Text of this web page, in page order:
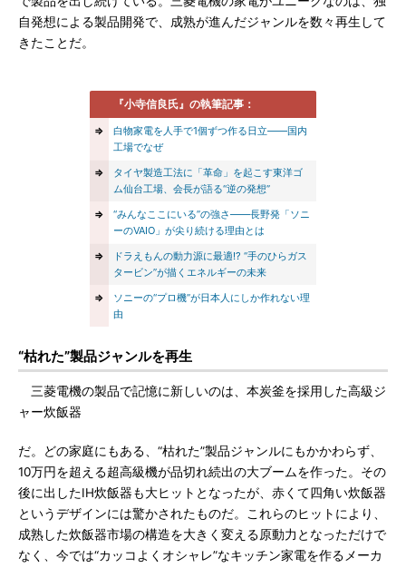
自発想による製品開発で、成熟が進んだジャンルを数々再生して
きたことだ。
『小寺信良氏』の執筆記事：
⇒
白物家電を人手で1個ずつ作る日立――国内
工場でなぜ
⇒
タイヤ製造工法に「革命」を起こす東洋ゴ
ム仙台工場、会長が語る“逆の発想”
⇒
“みんなここにいる”の強さ――長野発「ソニ
ーのVAIO」が尖り続ける理由とは
⇒
ドラえもんの動力源に最適!? “手のひらガス
タービン”が描くエネルギーの未来
⇒
ソニーの“プロ機”が日本人にしか作れない理
由
“枯れた”製品ジャンルを再生
三菱電機の製品で記憶に新しいのは、本炭釜を採用した高級ジ
ャー炊飯器
だ。どの家庭にもある、“枯れた”製品ジャンルにもかかわらず、
10万円を超える超高級機が品切れ続出の大ブームを作った。その
後に出したIH炊飯器も大ヒットとなったが、赤くて四角い炊飯器
というデザインには驚かされたものだ。これらのヒットにより、
成熟した炊飯器市場の構造を大きく変える原動力となっただけで
なく、今では“カッコよくオシャレ”なキッチン家電を作るメーカ